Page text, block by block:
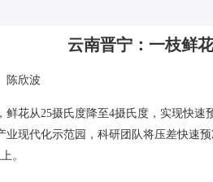
云南晋宁：一枝鲜
陈欣波
鲜花从25摄氏度降至4摄氏度，实现快
业现代化示范园，科研团队将压差快速
。